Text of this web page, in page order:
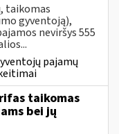
taikomas
gyventoją),
neviršys 555
pajamų
taikomas
bei jų